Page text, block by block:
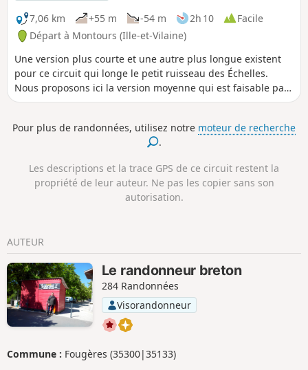
7,06 km
+55 m -54 m 2h 10
Facile
Départ à Montours (Ille-et-Vilaine)
Une version plus courte et une autre plus longue existent
pour ce circuit qui longe le petit ruisseau des Échelles.
Nous proposons ici la version moyenne qui est faisable par
tous, avec un minimum d'équipement (de bonnes
Pour plus de randonnées, utilisez notre moteur de recherche
.
Les descriptions et la trace GPS de ce circuit restent la
propriété de leur auteur. Ne pas les copier sans son
autorisation.
AUTEUR
Le randonneur breton
284 Randonnées
Visorandonneur
Commune : Fougères (35300|35133)